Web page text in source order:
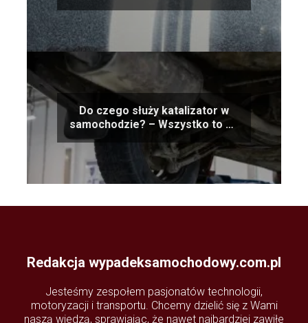
Do czego służy katalizator w
samochodzie? – Wszystko to co
powinieneś o nim wiedzieć
Redakcja wypadeksamochodowy.com.pl
Jesteśmy zespołem pasjonatów technologii,
motoryzacji i transportu. Chcemy dzielić się z Wami
naszą wiedzą, sprawiając, że nawet najbardziej zawiłe